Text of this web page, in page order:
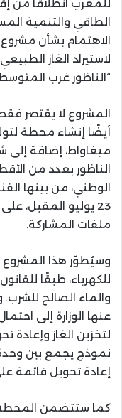
للمغرب انطلاقًا من
الطاقي والتنمية
الاهتمام بشأن
لاستيراد الغاز
“الناظور غرب
المشروع لا يقتصر
ميغاواط، إضافة إلى
الناظور بعدد من
الوطني، من بينها
23 يوليو المقبل،
ملفات المشاركة.
وسيُطوّر هذا المشروع
للكهرباء، طبقًا
والماء الصالح
عنها الوزارة إلى
إعادة تحويل قائمة
كما ستتضمن المحطة